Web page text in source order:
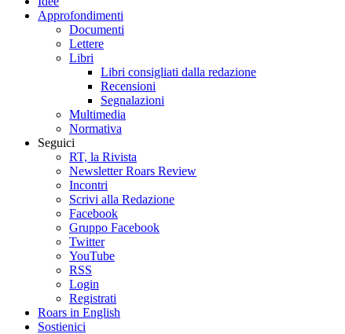
Approfondimenti
Documenti
Lettere
Libri
Libri consigliati dalla redazione
Recensioni
Segnalazioni
Multimedia
Normativa
Seguici
RT, la Rivista
Newsletter Roars Review
Incontri
Scrivi alla Redazione
Facebook
Gruppo Facebook
Twitter
YouTube
RSS
Login
Registrati
Roars in English
Sostienici